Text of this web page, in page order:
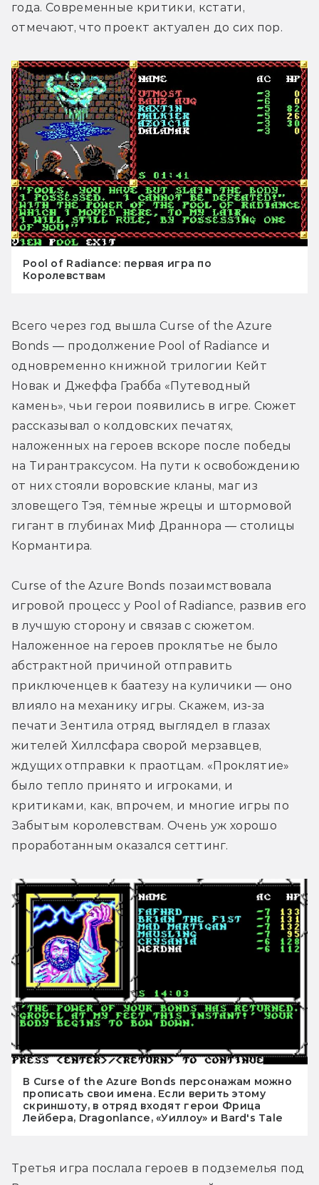
года. Современные критики, кстати,
отмечают, что проект актуален до сих пор.
Pool of Radiance: первая игра по
Королевствам
Всего через год вышла Curse of the Azure
Bonds — продолжение Pool of Radiance и
одновременно книжной трилогии Кейт
Новак и Джеффа Грабба «Путеводный
камень», чьи герои появились в игре. Сюжет
рассказывал о колдовских печатях,
наложенных на героев вскоре после победы
на Тирантраксусом. На пути к освобождению
от них стояли воровские кланы, маг из
зловещего Тэя, тёмные жрецы и штормовой
гигант в глубинах Миф Драннора — столицы
Кормантира.
Curse of the Azure Bonds позаимствовала
игровой процесс у Pool of Radiance, развив его
в лучшую сторону и связав с сюжетом.
Наложенное на героев проклятье не было
абстрактной причиной отправить
приключенцев к баатезу на куличики — оно
влияло на механику игры. Скажем, из-за
печати Зентила отряд выглядел в глазах
жителей Хиллсфара сворой мерзавцев,
ждущих отправки к праотцам. «Проклятие»
было тепло принято и игроками, и
критиками, как, впрочем, и многие игры по
Забытым королевствам. Очень уж хорошо
проработанным оказался сеттинг.
В Curse of the Azure Bonds персонажам можно
прописать свои имена. Если верить этому
скриншоту, в отряд входят герои Фрица
Лейбера, Dragonlance, «Уиллоу» и Bard's Tale
Третья игра послала героев в подземелья под